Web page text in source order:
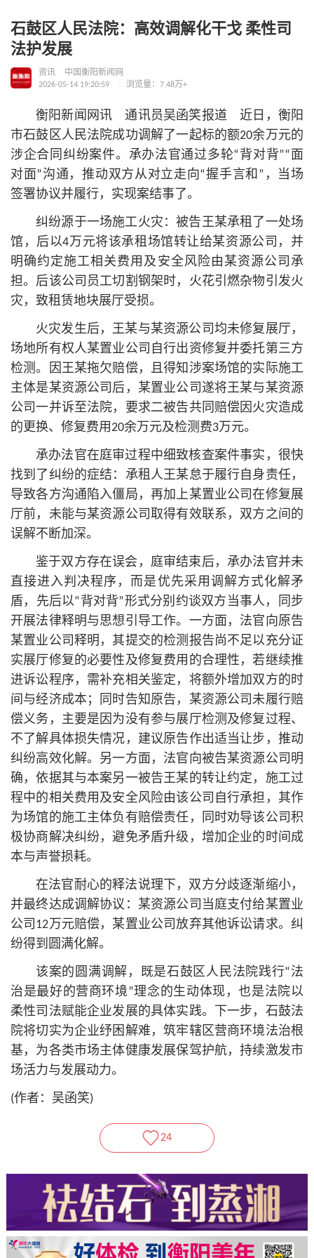
石鼓区人民法院：高效调解化干戈 柔性司
法护发展
资讯
中国衡阳新闻网
2026-05-14 19:20:59
浏览量：7.48万+
衡阳新闻网讯 通讯员吴函笑报道 近日，衡阳
市石鼓区人民法院成功调解了一起标的额20余万元的
涉企合同纠纷案件。承办法官通过多轮“背对背”“面
对面”沟通，推动双方从对立走向“握手言和”，当场
签署协议并履行，实现案结事了。
纠纷源于一场施工火灾：被告王某承租了一处场
馆，后以4万元将该承租场馆转让给某资源公司，并
明确约定施工相关费用及安全风险由某资源公司承
担。后该公司员工切割钢架时，火花引燃杂物引发火
灾，致租赁地块展厅受损。
火灾发生后，王某与某资源公司均未修复展厅，
场地所有权人某置业公司自行出资修复并委托第三方
检测。因王某拖欠赔偿，且得知涉案场馆的实际施工
主体是某资源公司后，某置业公司遂将王某与某资源
公司一并诉至法院，要求二被告共同赔偿因火灾造成
的更换、修复费用20余万元及检测费3万元。
承办法官在庭审过程中细致核查案件事实，很快
找到了纠纷的症结：承租人王某怠于履行自身责任，
导致各方沟通陷入僵局，再加上某置业公司在修复展
厅前，未能与某资源公司取得有效联系，双方之间的
误解不断加深。
鉴于双方存在误会，庭审结束后，承办法官并未
直接进入判决程序，而是优先采用调解方式化解矛
盾，先后以“背对背”形式分别约谈双方当事人，同步
开展法律释明与思想引导工作。一方面，法官向原告
某置业公司释明，其提交的检测报告尚不足以充分证
实展厅修复的必要性及修复费用的合理性，若继续推
进诉讼程序，需补充相关鉴定，将额外增加双方的时
间与经济成本；同时告知原告，某资源公司未履行赔
偿义务，主要是因为没有参与展厅检测及修复过程、
不了解具体损失情况，建议原告作出适当让步，推动
纠纷高效化解。另一方面，法官向被告某资源公司明
确，依据其与本案另一被告王某的转让约定，施工过
程中的相关费用及安全风险由该公司自行承担，其作
为场馆的施工主体负有赔偿责任，同时劝导该公司积
极协商解决纠纷，避免矛盾升级，增加企业的时间成
本与声誉损耗。
在法官耐心的释法说理下，双方分歧逐渐缩小，
并最终达成调解协议：某资源公司当庭支付给某置业
公司12万元赔偿，某置业公司放弃其他诉讼请求。纠
纷得到圆满化解。
该案的圆满调解，既是石鼓区人民法院践行“法
治是最好的营商环境”理念的生动体现，也是法院以
柔性司法赋能企业发展的具体实践。下一步，石鼓法
院将切实为企业纾困解难，筑牢辖区营商环境法治根
基，为各类市场主体健康发展保驾护航，持续激发市
场活力与发展动力。
(作者：吴函笑)
24